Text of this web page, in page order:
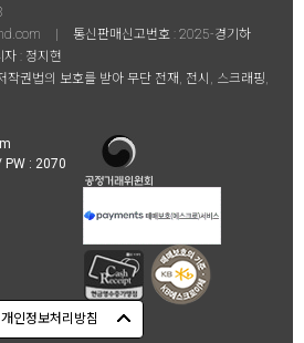
통신판매신고번호 : 2025-경기하
: 정지현
작권법의 보호를 받아 무단 전재, 전시, 스크래핑,
PW : 2070
개인정보처리방침